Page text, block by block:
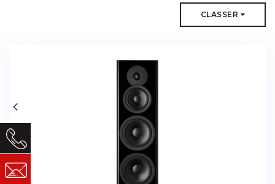
CLASSER